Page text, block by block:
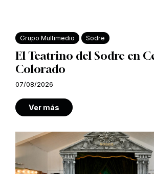
Grupo Multimedio Sodre
El Teatrino del Sodre en
Colorado
07/08/2026
Ver más